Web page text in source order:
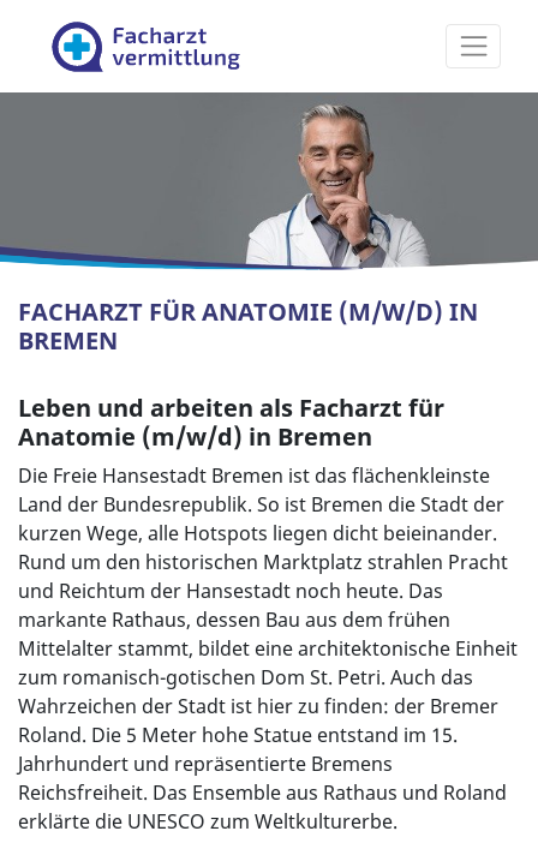
Facharztvermittlung
FACHARZT FÜR ANATOMIE (M/W/D) IN
BREMEN
Leben und arbeiten als Facharzt für
Anatomie (m/w/d) in Bremen
Die Freie Hansestadt Bremen ist das flächenkleinste
Land der Bundesrepublik. So ist Bremen die Stadt der
kurzen Wege, alle Hotspots liegen dicht beieinander.
Rund um den historischen Marktplatz strahlen Pracht
und Reichtum der Hansestadt noch heute. Das
markante Rathaus, dessen Bau aus dem frühen
Mittelalter stammt, bildet eine architektonische Einheit
zum romanisch-gotischen Dom St. Petri. Auch das
Wahrzeichen der Stadt ist hier zu finden: der Bremer
Roland. Die 5 Meter hohe Statue entstand im 15.
Jahrhundert und repräsentierte Bremens
Reichsfreiheit. Das Ensemble aus Rathaus und Roland
erklärte die UNESCO zum Weltkulturerbe.